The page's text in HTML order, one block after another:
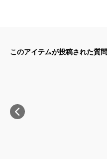
このアイテムが投稿された質問